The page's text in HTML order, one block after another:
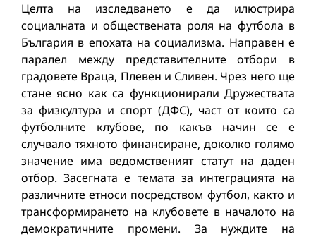
Целта на изследването е да илюстрира
социалната и обществената роля на футбола в
България в епохата на социализма. Направен е
паралел между представителните отбори в
градовете Враца, Плевен и Сливен. Чрез него ще
стане ясно как са функционирали Дружествата
за физкултура и спорт (ДФС), част от които са
футболните клубове, по какъв начин се е
случвало тяхното финансиране, доколко голямо
значение има ведомственият статут на даден
отбор. Засегната е темата за интеграцията на
различните етноси посредством футбол, както и
трансформирането на клубовете в началото на
демократичните промени. За нуждите на